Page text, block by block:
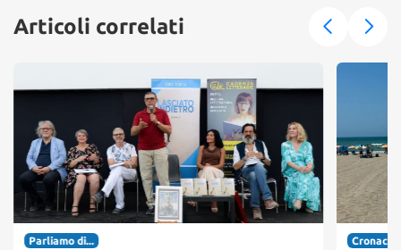
Articoli correlati
Parliamo di... Cronaca